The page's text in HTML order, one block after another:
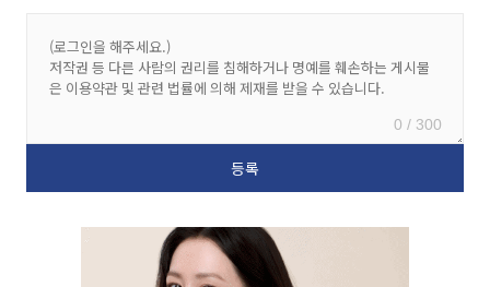
0 / 300